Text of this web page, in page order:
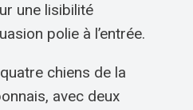
une lisibilité
polie à l’entrée.
chiens de la
avec deux